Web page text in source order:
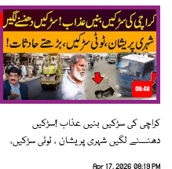
08:48
کراچی کی سڑکیں بنیں عذاب !سڑکیں
دھنسنے لگیں شہری پریشان ، ٹوٹی سڑکیں،
Apr 17, 2026 08:19 PM